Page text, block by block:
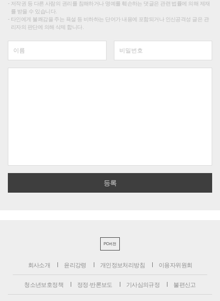
저작권 등 다른 사람의 권리를 침해하거나 명예를 훼손하는 댓글은 관련 법률에 의해 제재
를 받을 수 있습니다.
타인에게 불쾌감을 주는 욕설 등 비하하는 단어가 내용에 포함되거나 인신공격성 글은 관
리자의 판단에 의해 삭제 합니다.
PC버전
회사소개 윤리강령 개인정보처리방침 이용자위원회
청소년보호정책 정정·반론보도 기사심의규정 불편신고